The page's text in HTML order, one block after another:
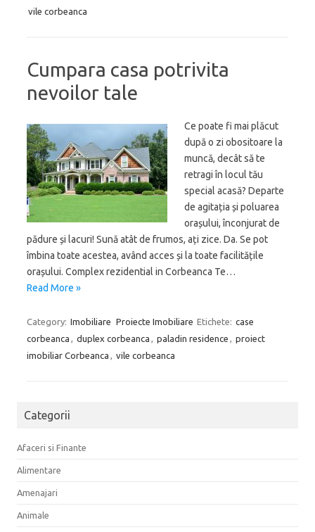
vile corbeanca
Cumpara casa potrivita
nevoilor tale
Ce poate fi mai plăcut
după o zi obositoare la
muncă, decât să te
retragi în locul tău
special acasă? Departe
de agitația și poluarea
orașului, înconjurat de
pădure și lacuri! Sună atât de frumos, ați zice. Da. Se pot
îmbina toate acestea, având acces și la toate facilitățile
orașului. Complex rezidential in Corbeanca Te…
Read More »
Category: Imobiliare Proiecte Imobiliare Etichete: case
corbeanca , duplex corbeanca , paladin residence , proiect
imobiliar Corbeanca , vile corbeanca
Categorii
Afaceri si Finante
Alimentare
Amenajari
Animale